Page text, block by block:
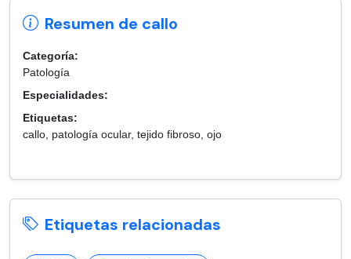
Resumen de callo
Categoría:
Patología
Especialidades:
Etiquetas:
callo, patología ocular, tejido fibroso, ojo
Etiquetas relacionadas